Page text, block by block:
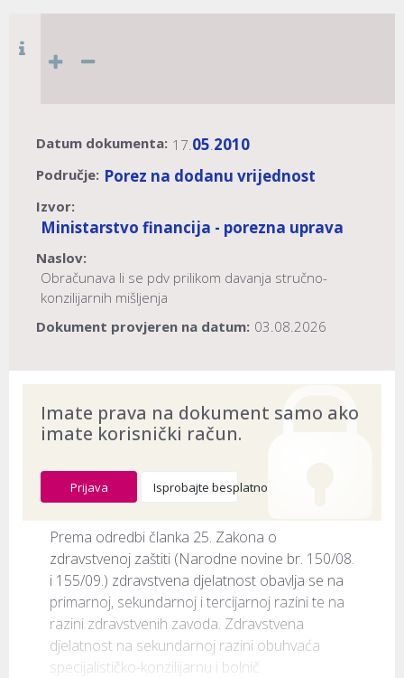
Datum dokumenta: 17.05.2010
Područje: Porez na dodanu vrijednost
Izvor:
Ministarstvo financija - porezna uprava
Naslov:
Obračunava li se pdv prilikom davanja stručno-
konzilijarnih mišljenja
Dokument provjeren na datum: 03.08.2026
Imate prava na dokument samo ako
imate korisnički račun.
Prijava Isprobajte besplatno
Prema odredbi članka 25. Zakona o
zdravstvenoj zaštiti (Narodne novine br. 150/08.
i 155/09.) zdravstvena djelatnost obavlja se na
primarnoj, sekundarnoj i tercijarnoj razini te na
razini zdravstvenih zavoda. Zdravstvena
djelatnost na sekundarnoj razini obuhvaća
specijalističko-konzilijarnu i bolnič